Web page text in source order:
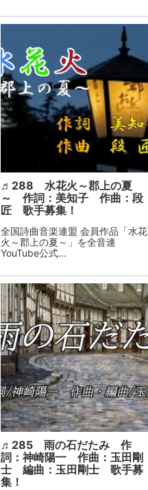
♬288 水花火～郡上の夏
～ 作詞：美知子 作曲：段
匠 歌手募集！
全国詩曲音楽連盟 会員作品「水花
火～郡上の夏～」を全音連
YouTube公式...
♬285 雨の石だたみ 作
詞：神崎陽一 作曲：玉田剛
士 編曲：玉田剛士 歌手募
集！